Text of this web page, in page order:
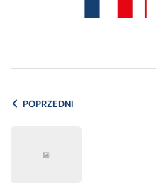
POPRZEDNI